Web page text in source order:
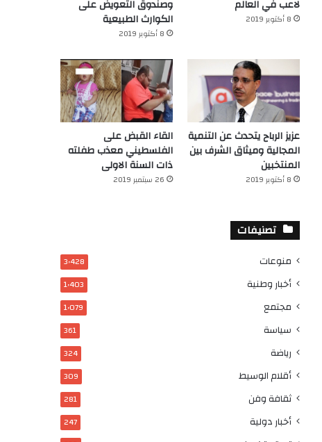
لاعب في العالم‎
8 أكتوبر 2019
وصندوق التعويض على
الكوارث الطبيعية
8 أكتوبر 2019
عزيز الرباح يتحدث عن التنمية
المجالية وميثاق الشرف بين
المنتخبين
8 أكتوبر 2019
القاء القبض على
الفلسطيني معذب طفلته
ذات السنة الاولى
26 سبتمبر 2019
تصنيفات
منوعات 3٬428
أخبار وطنية 1٬403
مجتمع 1٬079
سياسة 361
رياضة 324
أقلام الوسيط 309
ثقافة وفن 281
أخبار دولية 247